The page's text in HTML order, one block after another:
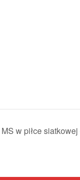
MS w piłce